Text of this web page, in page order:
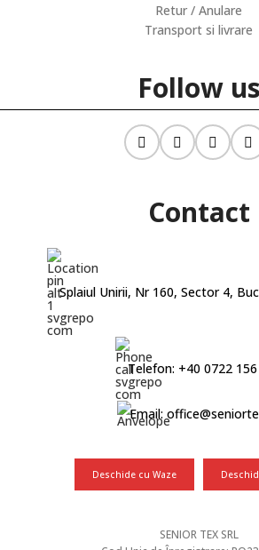
Retur / Anulare
Transport si livrare
Follow us
Contact
Splaiul Unirii, Nr 160, Sector 4,
Telefon: +40 0722
Email:
Deschide cu Waze
SENIOR TEX SRL